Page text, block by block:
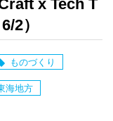
x Tech T
2）
ものづくり
海地方